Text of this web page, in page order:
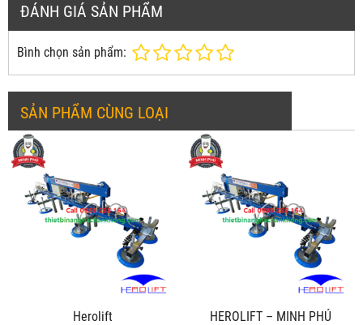
ĐÁNH GIÁ SẢN PHẨM
Bình chọn sản phẩm:
SẢN PHẨM CÙNG LOẠI
Herolift HEROLIFT – MINH PHÚ